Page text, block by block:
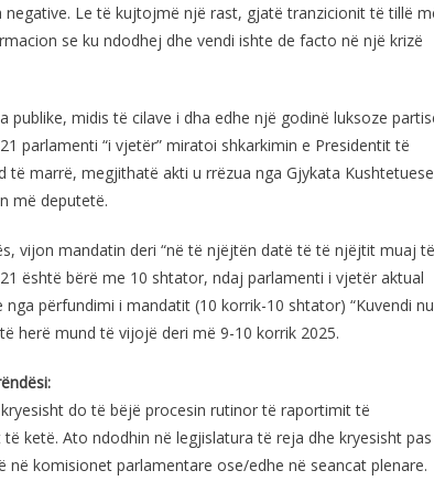
Le të kujtojmë një rast, gjatë tranzicionit të tillë
se ku ndodhej dhe vendi ishte de facto në një krizë
midis të cilave i dha edhe një godinë luksoze
parlamenti “i vjetër” miratoi shkarkimin e Presidentit të
marrë, megjithatë akti u rrëzua nga Gjykata
më deputetë.
vijon mandatin deri “në të njëjtën datë të të njëjtit muaj të
është bërë me 10 shtator, ndaj parlamenti i vjetër aktual
përfundimi i mandatit (10 korrik-10 shtator) “Kuvendi
herë mund të vijojë deri më 9-10 korrik 2025.
do të bëjë procesin rutinor të raportimit të
ketë. Ato ndodhin në legjislatura të reja dhe kryesisht pas
komisionet parlamentare ose/edhe në seancat plenare.